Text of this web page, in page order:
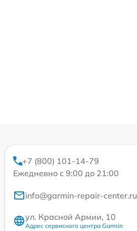
+7 (800) 101-14-79
Ежедневно с 9:00 до 21:00
info@garmin-repair-center.ru
ул. Красной Армии, 10
Адрес сервисного центра Garmin